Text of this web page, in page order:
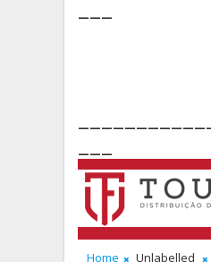
Home Unlabelled